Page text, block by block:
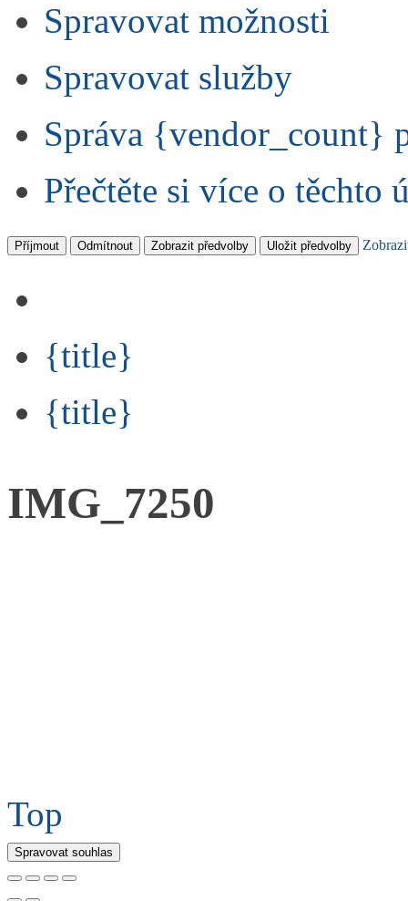
Spravovat možnosti
Spravovat služby
Správa {vendor_count}
Přečtěte si více o těchto
Příjmout Odmítnout Zobrazit předvolby Uložit předvolby
{title}
{title}
IMG_7250
Top
Spravovat souhlas